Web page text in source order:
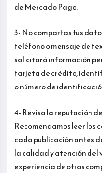
de Mercado Pago.
3- No compartas tus
teléfono o mensaje de
solicitará información
tarjeta de crédito,
o número de
4- Revisa la reputación
Recomendamos leer los
cada publicación antes
la calidad y atención del
experiencia de otros